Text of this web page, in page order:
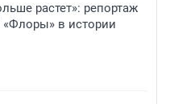
растет»: репортаж
в истории